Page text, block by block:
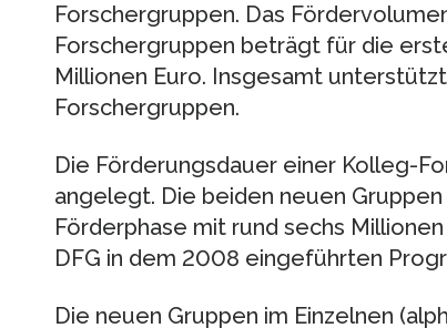
Forschergruppen. Das
Forschergruppen beträgt für die
Millionen Euro. Insgesamt
Forschergruppen.
Die Förderungsdauer einer Kolleg-
angelegt. Die beiden neuen
Förderphase mit rund sechs
DFG in dem 2008 eingeführten
Die neuen Gruppen im Einzelnen